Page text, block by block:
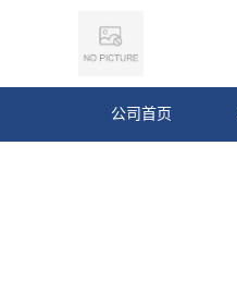
公司首页